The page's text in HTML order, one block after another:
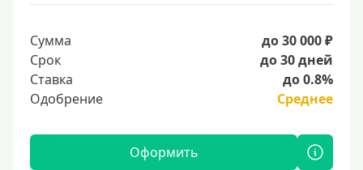
Сумма
до 30 000 ₽
Срок
до 30 дней
Ставка
до 0.8%
Одобрение
Среднее
Оформить